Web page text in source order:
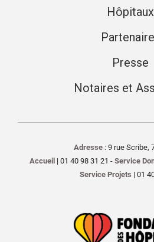
Hôpitaux
Presse
Notaires et
Adresse : 9 rue Scribe,
Accueil | 01 40 98 31 21 - Service
Service Projets | 01